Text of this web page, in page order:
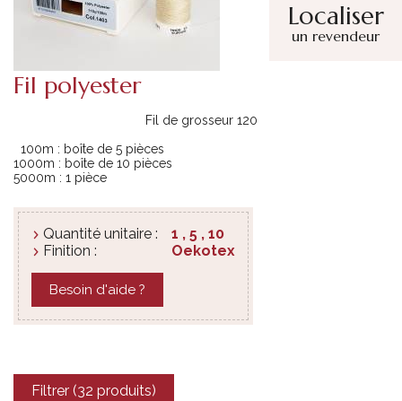
Localiser
un revendeur
Fil polyester
Fil de grosseur 120
100m : boîte de 5 pièces
1000m : boîte de 10 pièces
5000m : 1 pièce
Quantité unitaire :
1 , 5 , 10
Finition :
Oekotex
Besoin d'aide ?
Filtrer (32 produits)